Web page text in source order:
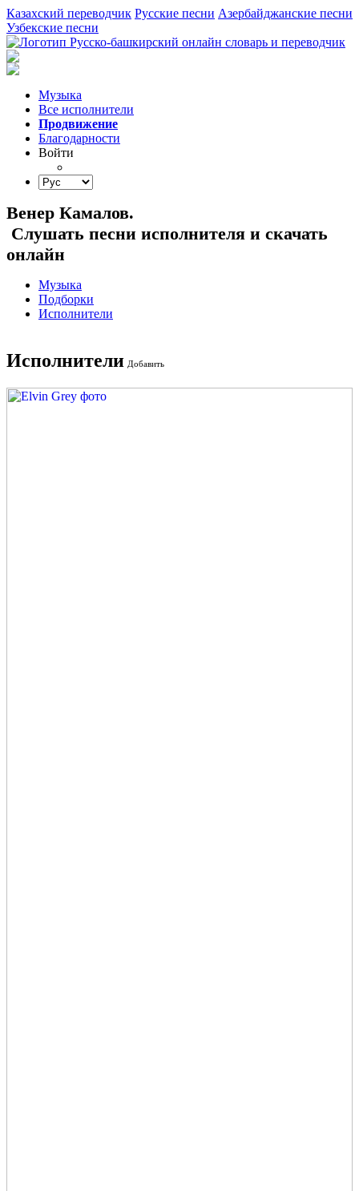
Казахский переводчик Русские песни Азербайджанские песни
Узбекские песни
Музыка
Все исполнители
Продвижение
Благодарности
Войти
Венер Камалов.
Слушать песни исполнителя и скачать
онлайн
Музыка
Подборки
Исполнители
Исполнители Добавить